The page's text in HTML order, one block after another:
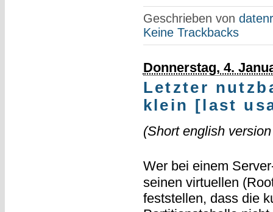
Geschrieben von
Keine Trackbacks
Donnerstag, 4.
Letzter
klein [last
(Short english
Wer bei einem
seinen virtuellen
feststellen, dass die